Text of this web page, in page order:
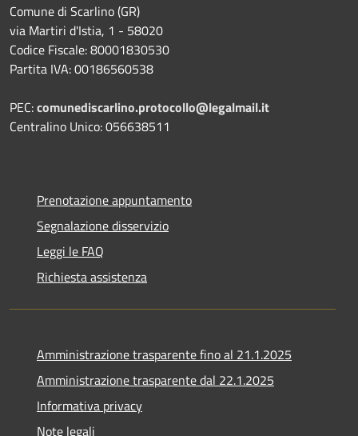
Comune di Scarlino (GR)
via Martiri d'Istia, 1 - 58020
Codice Fiscale: 80001830530
Partita IVA: 00186560538
PEC:comunediscarlino.protocollo@legalmail.it
Centralino Unico: 056638511
Prenotazione appuntamento
Segnalazione disservizio
Leggi le FAQ
Richiesta assistenza
Amministrazione trasparente fino al 21.1.2025
Amministrazione trasparente dal 22.1.2025
Informativa privacy
Note legali